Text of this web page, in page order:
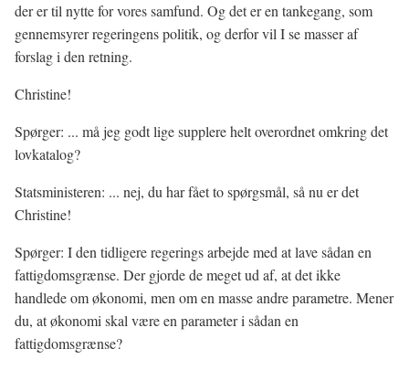
der er til nytte for vores samfund. Og det er en tankegang, som
gennemsyrer regeringens politik, og derfor vil I se masser af
forslag i den retning.
Christine!
Spørger: ... må jeg godt lige supplere helt overordnet omkring det
lovkatalog?
Statsministeren: ... nej, du har fået to spørgsmål, så nu er det
Christine!
Spørger: I den tidligere regerings arbejde med at lave sådan en
fattigdomsgrænse. Der gjorde de meget ud af, at det ikke
handlede om økonomi, men om en masse andre parametre. Mener
du, at økonomi skal være en parameter i sådan en
fattigdomsgrænse?